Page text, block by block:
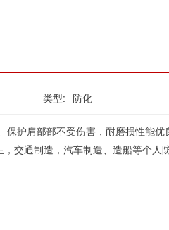
类型: 防化
护肩部部不受伤害，耐磨损性能优
交通制造，汽车制造、造船等个人